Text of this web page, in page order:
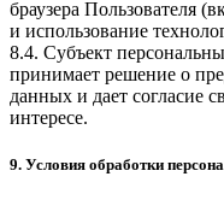
браузера Пользователя
и использование
8.4. Субъект
принимает решение о
данных и дает согласие
интересе.
9. Условия обработки